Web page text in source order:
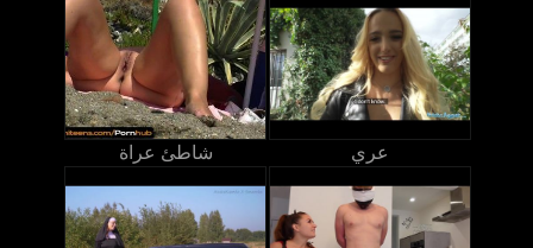
شاطئ عراة عري